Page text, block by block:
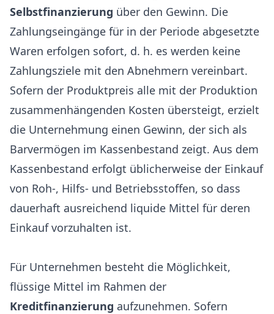
Selbstfinanzierung über den Gewinn. Die
Zahlungseingänge für in der Periode abgesetzte
Waren erfolgen sofort, d. h. es werden keine
Zahlungsziele mit den Abnehmern vereinbart.
Sofern der Produktpreis alle mit der Produktion
zusammenhängenden Kosten übersteigt, erzielt
die Unternehmung einen Gewinn, der sich als
Barvermögen im Kassenbestand zeigt. Aus dem
Kassenbestand erfolgt üblicherweise der Einkauf
von Roh-, Hilfs- und Betriebsstoffen, so dass
dauerhaft ausreichend liquide Mittel für deren
Einkauf vorzuhalten ist.
Für Unternehmen besteht die Möglichkeit,
flüssige Mittel im Rahmen der
Kreditfinanzierung aufzunehmen. Sofern